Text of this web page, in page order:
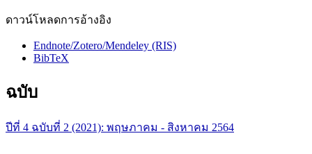
ดาวน์โหลดการอ้างอิง
Endnote/Zotero/Mendeley (RIS)
BibTeX
ฉบับ
ปีที่ 4 ฉบับที่ 2 (2021): พฤษภาคม - สิงหาคม 2564